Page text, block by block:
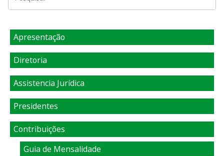
Apresentação
Diretoria
Assistencia Jurídica
Presidentes
Contribuições
Guia de Mensalidade